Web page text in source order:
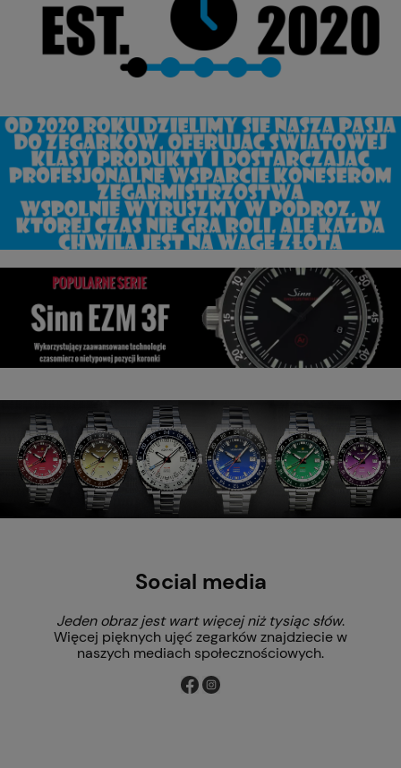
Social media
Jeden obraz jest wart więcej niż tysiąc słów.
Więcej pięknych ujęć zegarków znajdziecie w
naszych mediach społecznościowych.